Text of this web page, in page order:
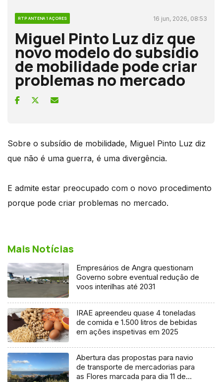
RTP ANTENA 1 AÇORES 16 jun, 2026, 08:53
Miguel Pinto Luz diz que
novo modelo do subsídio
de mobilidade pode criar
problemas no mercado
Sobre o subsídio de mobilidade, Miguel Pinto Luz diz
que não é uma guerra, é uma divergência.
E admite estar preocupado com o novo procedimento
porque pode criar problemas no mercado.
Mais Notícias
Empresários de Angra questionam
Governo sobre eventual redução de
voos interilhas até 2031
IRAE apreendeu quase 4 toneladas
de comida e 1.500 litros de bebidas
em ações inspetivas em 2025
Abertura das propostas para navio
de transporte de mercadorias para
as Flores marcada para dia 11 de